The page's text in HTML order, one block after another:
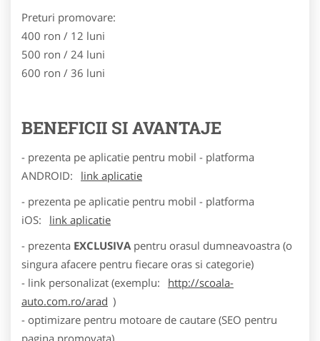
Preturi promovare:
400 ron / 12 luni
500 ron / 24 luni
600 ron / 36 luni
BENEFICII SI AVANTAJE
- prezenta pe aplicatie pentru mobil - platforma
ANDROID:
link aplicatie
- prezenta pe aplicatie pentru mobil - platforma
iOS:
link aplicatie
- prezenta EXCLUSIVA pentru orasul dumneavoastra (o
singura afacere pentru fiecare oras si categorie)
- link personalizat (exemplu:
http://scoala-
auto.com.ro/arad )
- optimizare pentru motoare de cautare (SEO pentru
pagina promovata)